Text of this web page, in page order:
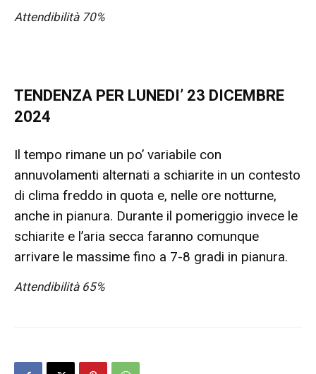
Attendibilità 70%
TENDENZA PER LUNEDI’ 23 DICEMBRE
2024
Il tempo rimane un po’ variabile con
annuvolamenti alternati a schiarite in un contesto
di clima freddo in quota e, nelle ore notturne,
anche in pianura. Durante il pomeriggio invece le
schiarite e l’aria secca faranno comunque
arrivare le massime fino a 7-8 gradi in pianura.
Attendibilità 65%